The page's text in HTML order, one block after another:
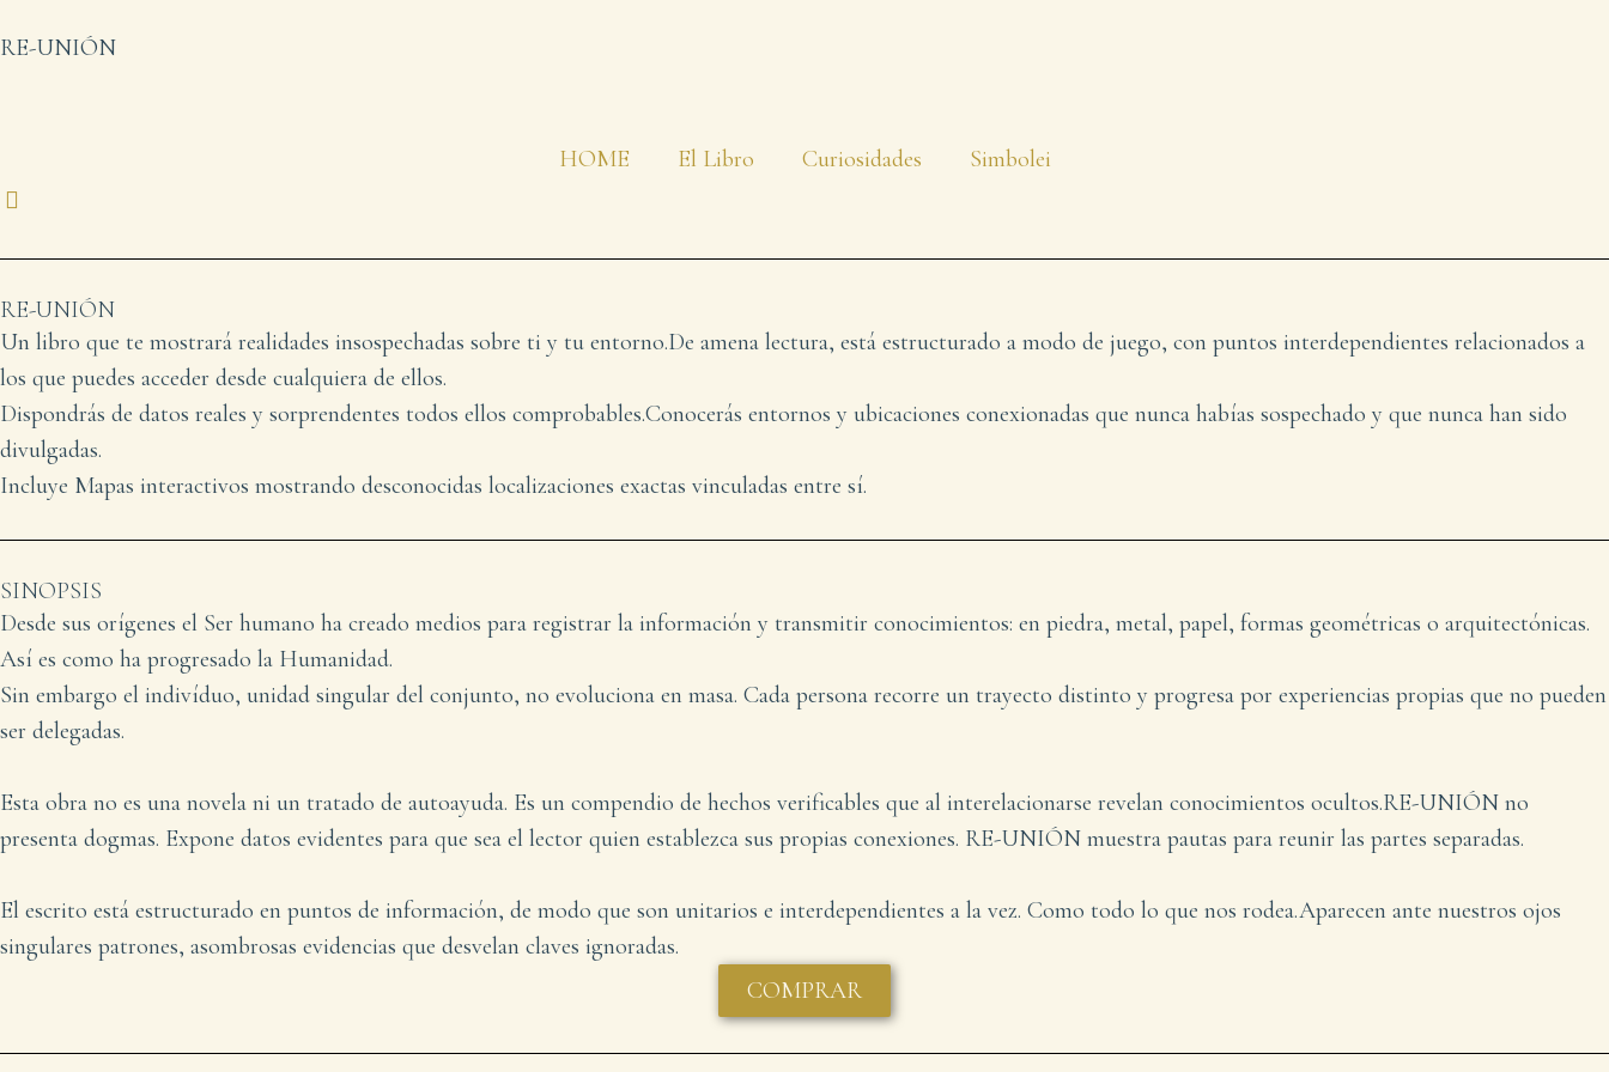
RE-UNIÓN
HOME El Libro Curiosidades Simbolei
RE-UNIÓN
Un libro que te mostrará realidades insospechadas sobre ti y tu entorno.De amena lectura, está estructurado a modo de juego, con puntos interdependientes relacionados a
los que puedes acceder desde cualquiera de ellos.
Dispondrás de datos reales y sorprendentes todos ellos comprobables.Conocerás entornos y ubicaciones conexionadas que nunca habías sospechado y que nunca han sido
divulgadas.
Incluye Mapas interactivos mostrando desconocidas localizaciones exactas vinculadas entre sí.
SINOPSIS
Desde sus orígenes el Ser humano ha creado medios para registrar la información y transmitir conocimientos: en piedra, metal, papel, formas geométricas o arquitectónicas.
Así es como ha progresado la Humanidad.
Sin embargo el indivíduo, unidad singular del conjunto, no evoluciona en masa. Cada persona recorre un trayecto distinto y progresa por experiencias propias que no pueden
ser delegadas.
Esta obra no es una novela ni un tratado de autoayuda. Es un compendio de hechos verificables que al interelacionarse revelan conocimientos ocultos.RE-UNIÓN no
presenta dogmas. Expone datos evidentes para que sea el lector quien establezca sus propias conexiones. RE-UNIÓN muestra pautas para reunir las partes separadas.
El escrito está estructurado en puntos de información, de modo que son unitarios e interdependientes a la vez. Como todo lo que nos rodea.Aparecen ante nuestros ojos
singulares patrones, asombrosas evidencias que desvelan claves ignoradas.
COMPRAR